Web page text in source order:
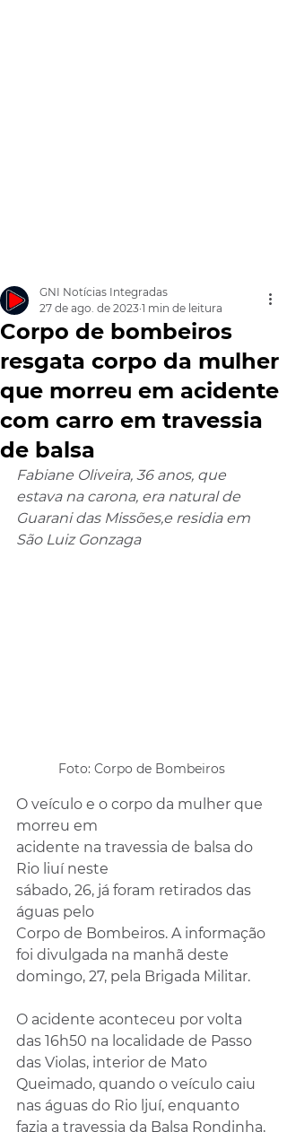
Corpo de bombeiros
resgata corpo da mulher
que morreu em acidente
com carro em travessia
de balsa
GNI Notícias Integradas
27 de ago. de 2023 1 min de leitura
Fabiane Oliveira, 36 anos, que
estava na carona, era natural de
Guarani das Missões,e residia em
São Luiz Gonzaga
Foto: Corpo de Bombeiros
O veículo e o corpo da mulher que
morreu em
acidente na travessia de balsa do
Rio liuí neste
sábado, 26, já foram retirados das
águas pelo
Corpo de Bombeiros. A informação
foi divulgada na manhã deste
domingo, 27, pela Brigada Militar.
O acidente aconteceu por volta
das 16h50 na localidade de Passo
das Violas, interior de Mato
Queimado, quando o veículo caiu
nas águas do Rio ljuí, enquanto
fazia a travessia da Balsa Rondinha,